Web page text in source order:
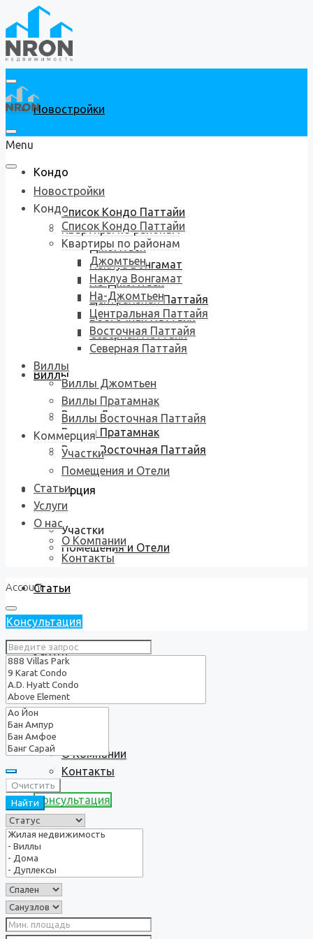
Новостройки
Кондо
Список Кондо Паттайи
Квартиры по районам
Джомтьен
Наклуа Вонгамат
На-Джомтьен
Центральная Паттайя
Восточная Паттайя
Северная Паттайя
Виллы
Виллы Джомтьен
Виллы Пратамнак
Виллы Восточная Паттайя
Коммерция
Участки
Помещения и Отели
Статьи
Услуги
О нас
О Компании
Контакты
Консультация
Menu
Новостройки
Кондо
Список Кондо Паттайи
Квартиры по районам
Джомтьен
Наклуа Вонгамат
На-Джомтьен
Центральная Паттайя
Восточная Паттайя
Северная Паттайя
Виллы
Виллы Джомтьен
Виллы Пратамнак
Виллы Восточная Паттайя
Коммерция
Участки
Помещения и Отели
Статьи
Услуги
О нас
О Компании
Контакты
Account
Консультация
Очистить
Найти